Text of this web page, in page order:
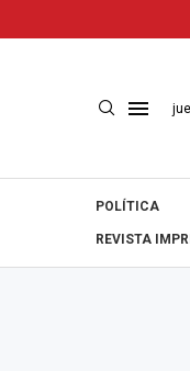
POLÍTICA
REVISTA